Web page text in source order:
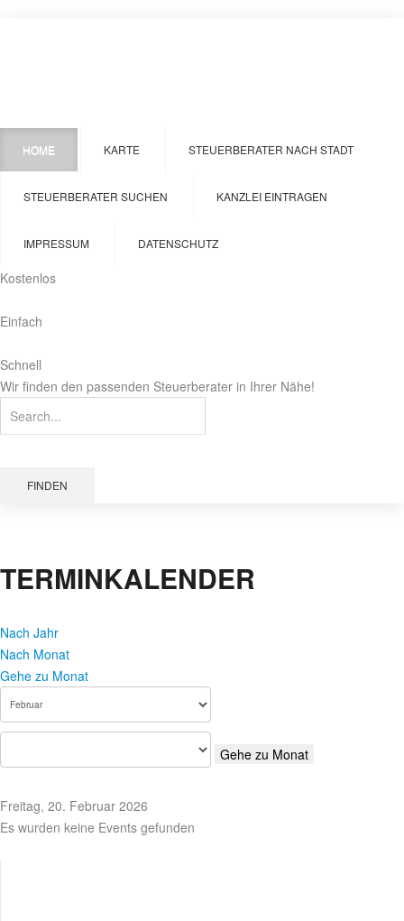
HOME KARTE STEUERBERATER NACH STADT
STEUERBERATER SUCHEN KANZLEI EINTRAGEN
IMPRESSUM DATENSCHUTZ
Kostenlos
Einfach
Schnell
Wir finden den passenden Steuerberater in Ihrer Nähe!
FINDEN
TERMINKALENDER
Nach Jahr
Nach Monat
Gehe zu Monat
Gehe zu Monat
Freitag, 20. Februar 2026
Es wurden keine Events gefunden